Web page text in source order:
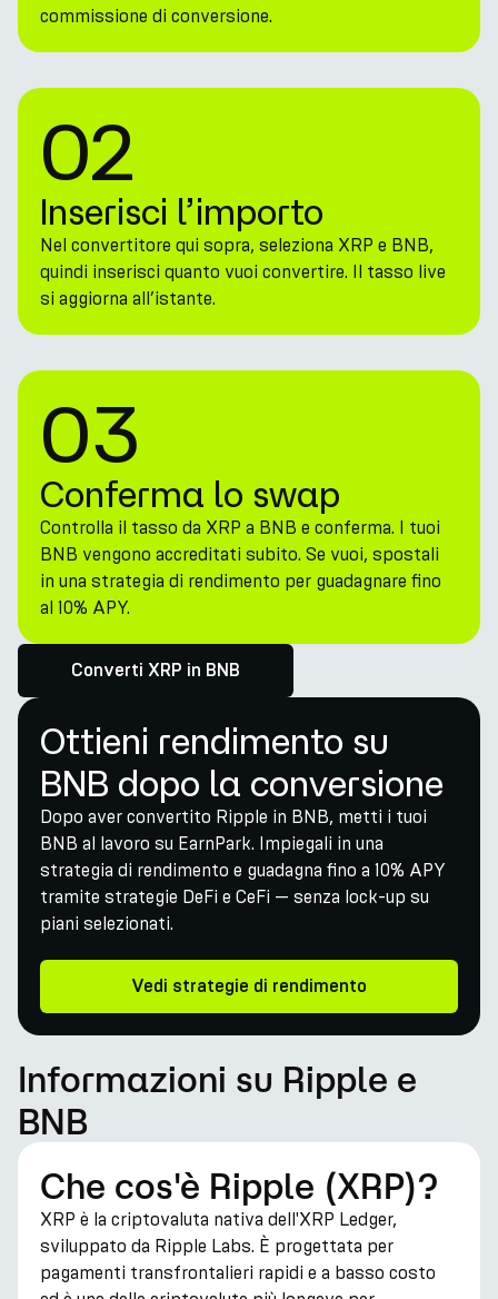
commissione di conversione.
02
Inserisci l’importo
Nel convertitore qui sopra, seleziona XRP e BNB,
quindi inserisci quanto vuoi convertire. Il tasso live
si aggiorna all’istante.
03
Conferma lo swap
Controlla il tasso da XRP a BNB e conferma. I tuoi
BNB vengono accreditati subito. Se vuoi, spostali
in una strategia di rendimento per guadagnare fino
al 10% APY.
Converti XRP in BNB
Ottieni rendimento su
BNB dopo la conversione
Dopo aver convertito Ripple in BNB, metti i tuoi
BNB al lavoro su EarnPark. Impiegali in una
strategia di rendimento e guadagna fino a 10% APY
tramite strategie DeFi e CeFi — senza lock-up su
piani selezionati.
Vedi strategie di rendimento
Informazioni su Ripple e
BNB
Che cos'è Ripple (XRP)?
XRP è la criptovaluta nativa dell'XRP Ledger,
sviluppato da Ripple Labs. È progettata per
pagamenti transfrontalieri rapidi e a basso costo